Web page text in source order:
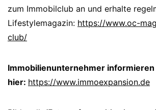
zum Immobilclub an und erhalte
Lifestylemagazin: https://www.oc-
club/
Immobilienunternehmer informieren
hier: https://www.immoexpansion.de